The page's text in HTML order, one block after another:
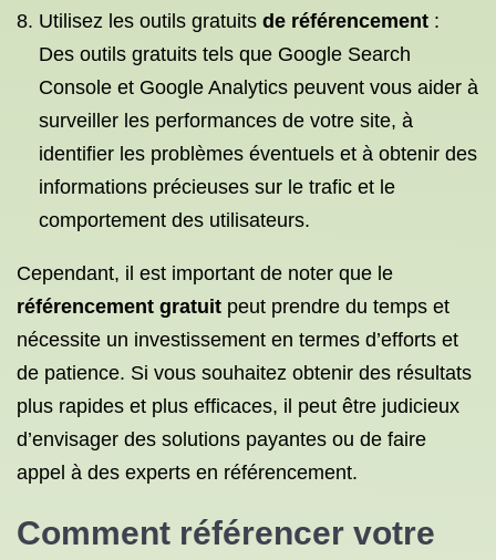
Utilisez les outils gratuits de référencement :
Des outils gratuits tels que Google Search
Console et Google Analytics peuvent vous aider à
surveiller les performances de votre site, à
identifier les problèmes éventuels et à obtenir des
informations précieuses sur le trafic et le
comportement des utilisateurs.
Cependant, il est important de noter que le
référencement gratuit peut prendre du temps et
nécessite un investissement en termes d’efforts et
de patience. Si vous souhaitez obtenir des résultats
plus rapides et plus efficaces, il peut être judicieux
d’envisager des solutions payantes ou de faire
appel à des experts en référencement.
Comment référencer votre